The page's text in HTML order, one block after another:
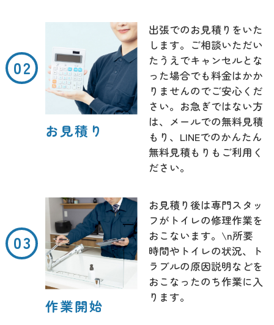
お見積り
出張でのお見積りをいた
します。ご相談いただい
たうえでキャンセルとな
った場合でも料金はかか
りませんのでご安心くだ
さい。お急ぎではない方
は、メールでの無料見積
もり、LINEでのかんたん
無料見積もりもご利用く
ださい。
作業開始
お見積り後は専門スタッ
フがトイレの修理作業を
おこないます。\n所要
時間やトイレの状況、ト
ラブルの原因説明などを
おこなったのち作業に入
ります。